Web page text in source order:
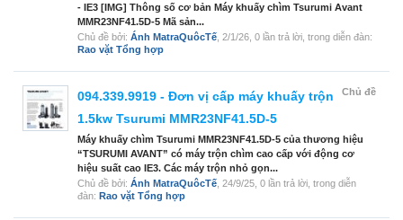
- IE3 [IMG] Thông số cơ bản Máy khuấy chìm Tsurumi Avant
MMR23NF41.5D-5 Mã sản...
Chủ đề bởi: Ánh MatraQuôcTế 2/1/26 , 0 lần trả lời, trong diễn đàn:
Rao vặt Tổng hợp
Chủ đề
094.339.9919 - Đơn vị cấp máy khuấy trộn
1.5kw Tsurumi MMR23NF41.5D-5
Máy khuấy chìm Tsurumi MMR23NF41.5D-5 của thương hiệu
“TSURUMI AVANT” có máy trộn chìm cao cấp với động cơ
hiệu suất cao IE3. Các máy trộn nhỏ gọn...
Chủ đề bởi: Ánh MatraQuôcTế 24/9/25 , 0 lần trả lời, trong diễn
đàn: Rao vặt Tổng hợp